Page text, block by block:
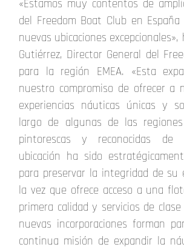
«Estamos muy contentos de
del Freedom Boat Club en
nuevas ubicaciones
Gutiérrez, Director General del
para la región EMEA. «Esta
nuestro compromiso de ofrecer a
experiencias náuticas únicas y
largo de algunas de las
pintorescas y reconocidas de
ubicación ha sido
para preservar la integridad de su
la vez que ofrece acceso a una
primera calidad y servicios de
nuevas incorporaciones forman
continua misión de expandir la